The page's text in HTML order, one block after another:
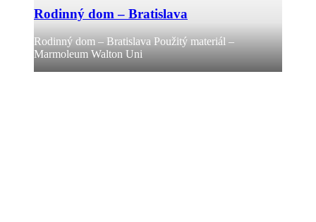
Rodinný dom – Bratislava
Rodinný dom – Bratislava Použitý materiál –
Marmoleum Walton Uni